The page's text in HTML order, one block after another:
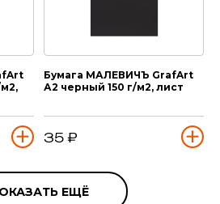
Бумага МАЛЕВИЧЪ GrafArt
А2 черный 150 г/м2, лист
35 ₽
ЕЩЁ